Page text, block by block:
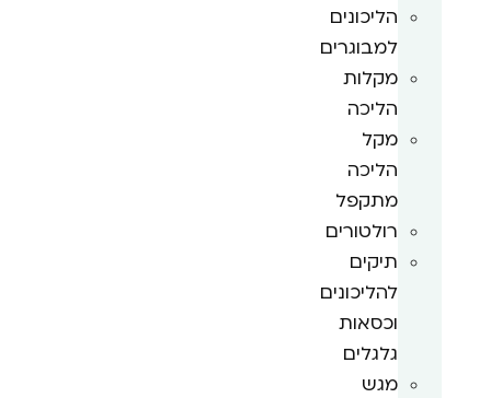
הליכונים
למבוגרים
מקלות
הליכה
מקל
הליכה
מתקפל
רולטורים
תיקים
להליכונים
וכסאות
גלגלים
מגש